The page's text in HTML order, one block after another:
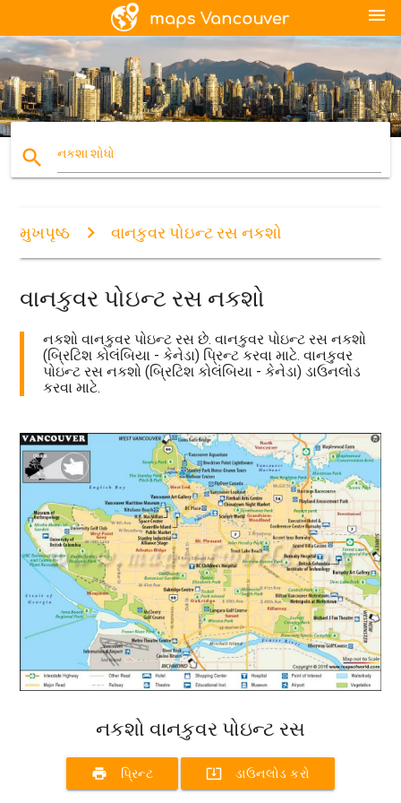
menu
search નકશા શોધો
મુખપૃષ્ઠ વાનકુવર પોઇન્ટ રસ નકશો
વાનકુવર પોઇન્ટ રસ નકશો
નકશો વાનકુવર પોઇન્ટ રસ છે. વાનકુવર પોઇન્ટ રસ નકશો
(બ્રિટિશ કોલંબિયા - કેનેડા) પ્રિન્ટ કરવા માટે. વાનકુવર
પોઇન્ટ રસ નકશો (બ્રિટિશ કોલંબિયા - કેનેડા) ડાઉનલોડ
કરવા માટે.
નકશો વાનકુવર પોઇન્ટ રસ
print પ્રિન્ટ system_update_alt ડાઉનલોડ કરો